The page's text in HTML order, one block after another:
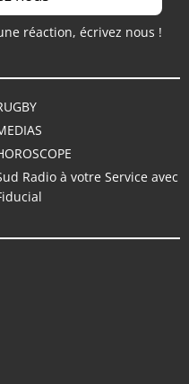
réaction, écrivez nous !
Radio à votre Service avec